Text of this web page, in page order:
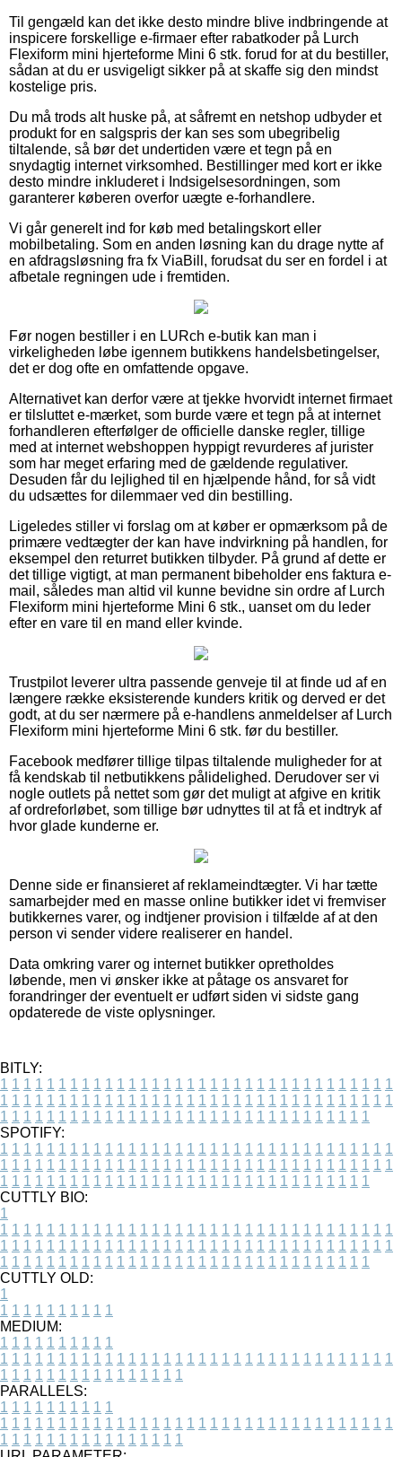
Til gengæld kan det ikke desto mindre blive indbringende at
inspicere forskellige e-firmaer efter rabatkoder på Lurch
Flexiform mini hjerteforme Mini 6 stk. forud for at du bestiller,
sådan at du er usvigeligt sikker på at skaffe sig den mindst
kostelige pris.
Du må trods alt huske på, at såfremt en netshop udbyder et
produkt for en salgspris der kan ses som ubegribelig
tiltalende, så bør det undertiden være et tegn på en
snydagtig internet virksomhed. Bestillinger med kort er ikke
desto mindre inkluderet i Indsigelsesordningen, som
garanterer køberen overfor uægte e-forhandlere.
Vi går generelt ind for køb med betalingskort eller
mobilbetaling. Som en anden løsning kan du drage nytte af
en afdragsløsning fra fx ViaBill, forudsat du ser en fordel i at
afbetale regningen ude i fremtiden.
Før nogen bestiller i en LURch e-butik kan man i
virkeligheden løbe igennem butikkens handelsbetingelser,
det er dog ofte en omfattende opgave.
Alternativet kan derfor være at tjekke hvorvidt internet firmaet
er tilsluttet e-mærket, som burde være et tegn på at internet
forhandleren efterfølger de officielle danske regler, tillige
med at internet webshoppen hyppigt revurderes af jurister
som har meget erfaring med de gældende regulativer.
Desuden får du lejlighed til en hjælpende hånd, for så vidt
du udsættes for dilemmaer ved din bestilling.
Ligeledes stiller vi forslag om at køber er opmærksom på de
primære vedtægter der kan have indvirkning på handlen, for
eksempel den returret butikken tilbyder. På grund af dette er
det tillige vigtigt, at man permanent bibeholder ens faktura e-
mail, således man altid vil kunne bevidne sin ordre af Lurch
Flexiform mini hjerteforme Mini 6 stk., uanset om du leder
efter en vare til en mand eller kvinde.
Trustpilot leverer ultra passende genveje til at finde ud af en
længere række eksisterende kunders kritik og derved er det
godt, at du ser nærmere på e-handlens anmeldelser af Lurch
Flexiform mini hjerteforme Mini 6 stk. før du bestiller.
Facebook medfører tillige tilpas tiltalende muligheder for at
få kendskab til netbutikkens pålidelighed. Derudover ser vi
nogle outlets på nettet som gør det muligt at afgive en kritik
af ordreforløbet, som tillige bør udnyttes til at få et indtryk af
hvor glade kunderne er.
Denne side er finansieret af reklameindtægter. Vi har tætte
samarbejder med en masse online butikker idet vi fremviser
butikkernes varer, og indtjener provision i tilfælde af at den
person vi sender videre realiserer en handel.
Data omkring varer og internet butikker opretholdes
løbende, men vi ønsker ikke at påtage os ansvaret for
forandringer der eventuelt er udført siden vi sidste gang
opdaterede de viste oplysninger.
BITLY:
1 1 1 1 1 1 1 1 1 1 1 1 1 1 1 1 1 1 1 1 1 1 1 1 1 1 1 1 1 1 1 1 1 1
1 1 1 1 1 1 1 1 1 1 1 1 1 1 1 1 1 1 1 1 1 1 1 1 1 1 1 1 1 1 1 1 1 1
1 1 1 1 1 1 1 1 1 1 1 1 1 1 1 1 1 1 1 1 1 1 1 1 1 1 1 1 1 1 1 1
SPOTIFY:
1 1 1 1 1 1 1 1 1 1 1 1 1 1 1 1 1 1 1 1 1 1 1 1 1 1 1 1 1 1 1 1 1 1
1 1 1 1 1 1 1 1 1 1 1 1 1 1 1 1 1 1 1 1 1 1 1 1 1 1 1 1 1 1 1 1 1 1
1 1 1 1 1 1 1 1 1 1 1 1 1 1 1 1 1 1 1 1 1 1 1 1 1 1 1 1 1 1 1 1
CUTTLY BIO:
1
1 1 1 1 1 1 1 1 1 1 1 1 1 1 1 1 1 1 1 1 1 1 1 1 1 1 1 1 1 1 1 1 1 1
1 1 1 1 1 1 1 1 1 1 1 1 1 1 1 1 1 1 1 1 1 1 1 1 1 1 1 1 1 1 1 1 1 1
1 1 1 1 1 1 1 1 1 1 1 1 1 1 1 1 1 1 1 1 1 1 1 1 1 1 1 1 1 1 1 1
CUTTLY OLD:
1
1 1 1 1 1 1 1 1 1 1
MEDIUM:
1 1 1 1 1 1 1 1 1 1
1 1 1 1 1 1 1 1 1 1 1 1 1 1 1 1 1 1 1 1 1 1 1 1 1 1 1 1 1 1 1 1 1 1
1 1 1 1 1 1 1 1 1 1 1 1 1 1 1 1
PARALLELS:
1 1 1 1 1 1 1 1 1 1
1 1 1 1 1 1 1 1 1 1 1 1 1 1 1 1 1 1 1 1 1 1 1 1 1 1 1 1 1 1 1 1 1 1
1 1 1 1 1 1 1 1 1 1 1 1 1 1 1 1